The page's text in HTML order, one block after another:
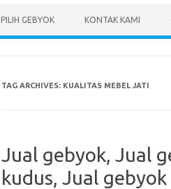
PILIH GEBYOK KONTAK KAMI
TAG ARCHIVES: KUALITAS MEBEL JATI
Jual gebyok, Jual
kudus, Jual